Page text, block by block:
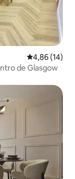
Calificación
4,86 (14)
de Glasgow